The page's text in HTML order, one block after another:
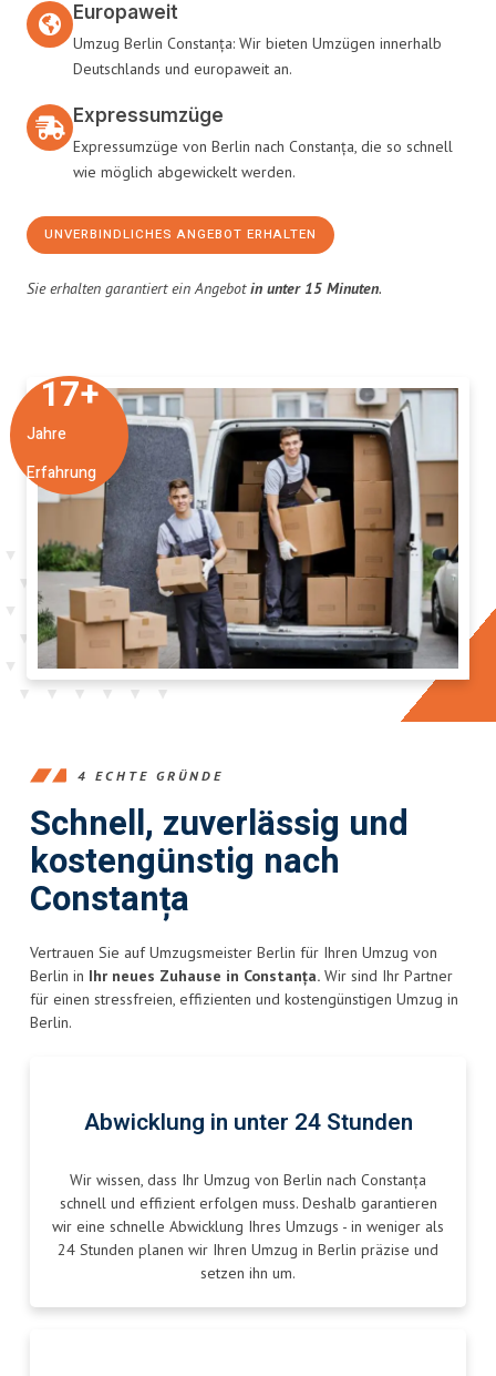
Jahre
Erfahrung
17+
Europaweit
Umzug Berlin Constanța: Wir bieten Umzügen innerhalb
Deutschlands und europaweit an.
Expressumzüge
Expressumzüge von Berlin nach Constanța, die so schnell
wie möglich abgewickelt werden.
UNVERBINDLICHES ANGEBOT ERHALTEN
Sie erhalten garantiert ein Angebotin unter 15 Minuten.
4 ECHTE GRÜNDE
Schnell, zuverlässig und
kostengünstig nach
Constanța
Vertrauen Sie auf Umzugsmeister Berlin für Ihren Umzug von
Berlin in Ihr neues Zuhause in Constanța. Wir sind Ihr Partner
für einen stressfreien, effizienten und kostengünstigen Umzug in
Berlin.
Abwicklung in unter 24 Stunden
Wir wissen, dass Ihr Umzug von Berlin nach Constanța
schnell und effizient erfolgen muss. Deshalb garantieren
wir eine schnelle Abwicklung Ihres Umzugs - in weniger als
24 Stunden planen wir Ihren Umzug in Berlin präzise und
setzen ihn um.